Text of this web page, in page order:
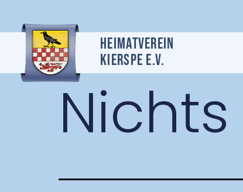
Heimatverein
Kierspe e.v.